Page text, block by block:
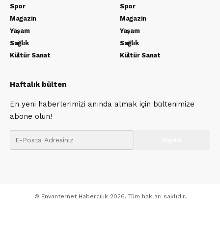
Spor
Magazin
Yaşam
Sağlık
Kültür Sanat
Spor
Magazin
Yaşam
Sağlık
Kültür Sanat
Haftalık bülten
En yeni haberlerimizi anında almak için bültenimize
abone olun!
© Envanternet Habercilik 2026. Tüm hakları saklıdır.